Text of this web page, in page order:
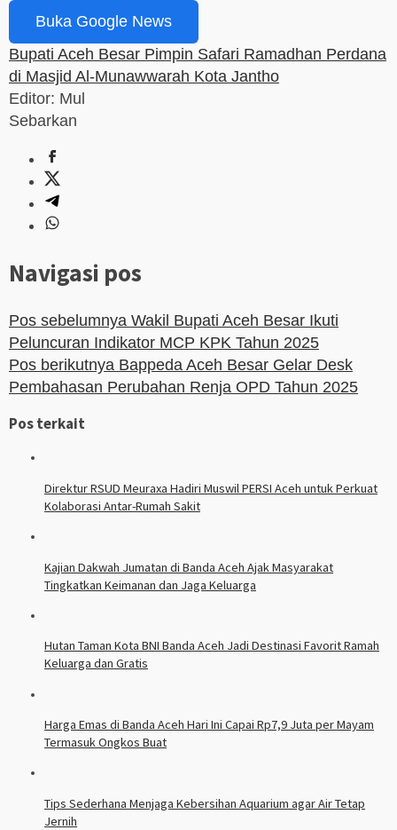
Buka Google News
Bupati Aceh Besar Pimpin Safari Ramadhan Perdana
di Masjid Al-Munawwarah Kota Jantho
Editor: Mul
Sebarkan
Navigasi pos
Pos sebelumnya Wakil Bupati Aceh Besar Ikuti
Peluncuran Indikator MCP KPK Tahun 2025
Pos berikutnya Bappeda Aceh Besar Gelar Desk
Pembahasan Perubahan Renja OPD Tahun 2025
Pos terkait
Direktur RSUD Meuraxa Hadiri Muswil PERSI Aceh untuk Perkuat
Kolaborasi Antar-Rumah Sakit
Kajian Dakwah Jumatan di Banda Aceh Ajak Masyarakat
Tingkatkan Keimanan dan Jaga Keluarga
Hutan Taman Kota BNI Banda Aceh Jadi Destinasi Favorit Ramah
Keluarga dan Gratis
Harga Emas di Banda Aceh Hari Ini Capai Rp7,9 Juta per Mayam
Termasuk Ongkos Buat
Tips Sederhana Menjaga Kebersihan Aquarium agar Air Tetap
Jernih